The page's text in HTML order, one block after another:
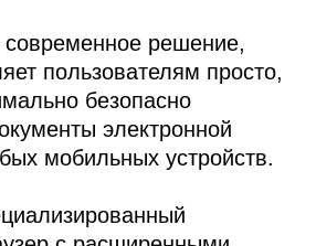
решение,
пользователям просто,
безопасно
электронной
мобильных устройств.